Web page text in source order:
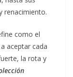
renacimiento.
como el
aceptar cada
la rota y